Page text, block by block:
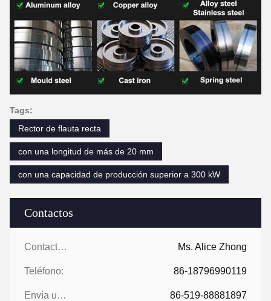
Contactos
Contactos: Ms. Alice Zhong
Teléfono: 86-18796990119
Envía un fax.: 86-519-88881897
Tags:
Rector de flauta recta
con una longitud de más de 20 mm
con una capacidad de producción superior a 300 kW